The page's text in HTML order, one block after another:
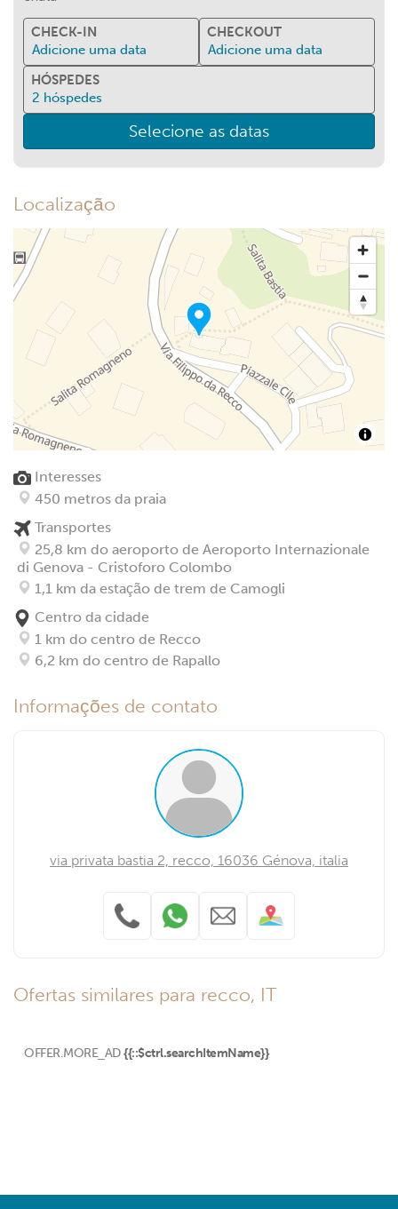
CHECK-IN
Adicione uma data
CHECKOUT
Adicione uma data
HÓSPEDES
2 hóspedes
Selecione as datas
Localização
Interesses
450 metros da praia
Transportes
25,8 km do aeroporto de Aeroporto Internazionale
di Genova - Cristoforo Colombo
1,1 km da estação de trem de Camogli
Centro da cidade
1 km do centro de Recco
6,2 km do centro de Rapallo
Informações de contato
via privata bastia 2, recco, 16036 Génova, italia
Ofertas similares para recco, IT
OFFER.MORE_AD {{::$ctrl.searchItemName}}